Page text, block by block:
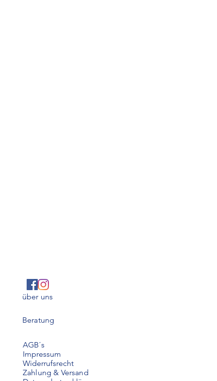
über uns
Beratung
AGB´s
Impressum
Widerrufsrecht
Zahlung & Versand